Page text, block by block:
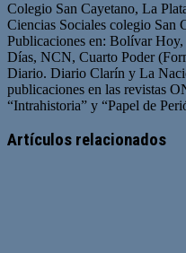
Colegio San Cayetano, La
Ciencias Sociales colegio San
Publicaciones en: Bolívar
Días, NCN, Cuarto Poder
Diario. Diario Clarín y La
publicaciones en las revistas
“Intrahistoria” y “Papel de
web
Artículos relacionados